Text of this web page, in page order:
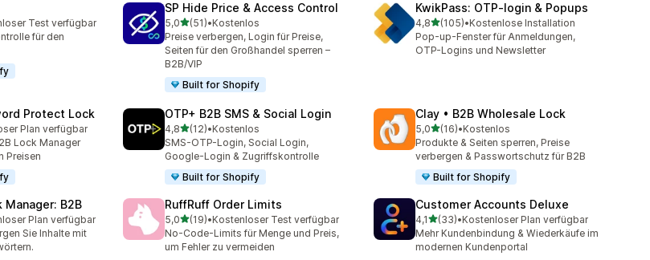
Test verfügbar
für den
SP Hide Price & Access Control
5,0von 5 Sternen
(51)
51 Rezensionen insgesamt
•Kostenlos
Preise verbergen, Login für Preise,
Seiten für den Großhandel sperren –
B2B/VIP
Built for Shopify
KwikPass: OTP‑login & Popups
4,8von 5 Sternen
(105)
105 Rezensionen insgesamt
•Kostenlose Installation
Pop-up-Fenster für Anmeldungen,
OTP-Logins und Newsletter
Protect Lock
Plan verfügbar
Lock Manager
Preisen
OTP+ B2B SMS & Social Login
4,8von 5 Sternen
(12)
12 Rezensionen insgesamt
•Kostenlos
SMS-OTP-Login, Social Login,
Google-Login & Zugriffskontrolle
Built for Shopify
Clay • B2B Wholesale Lock
5,0von 5 Sternen
(16)
16 Rezensionen insgesamt
•Kostenlos
Produkte & Seiten sperren, Preise
verbergen & Passwortschutz für B2B
Built for Shopify
B2B
Plan verfügbar
Sie Inhalte mit
RuffRuff Order Limits
5,0von 5 Sternen
(19)
19 Rezensionen insgesamt
•Kostenloser Test verfügbar
No-Code-Limits für Menge und Preis,
um Fehler zu vermeiden
Customer Accounts Deluxe
4,1von 5 Sternen
(33)
33 Rezensionen insgesamt
•Kostenloser Plan verfügbar
Mehr Kundenbindung & Wiederkäufe im
modernen Kundenportal